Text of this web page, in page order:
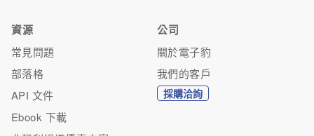
資源
常見問題
部落格
API 文件
Ebook 下載
公司
關於電子豹
我們的客戶
採購洽詢